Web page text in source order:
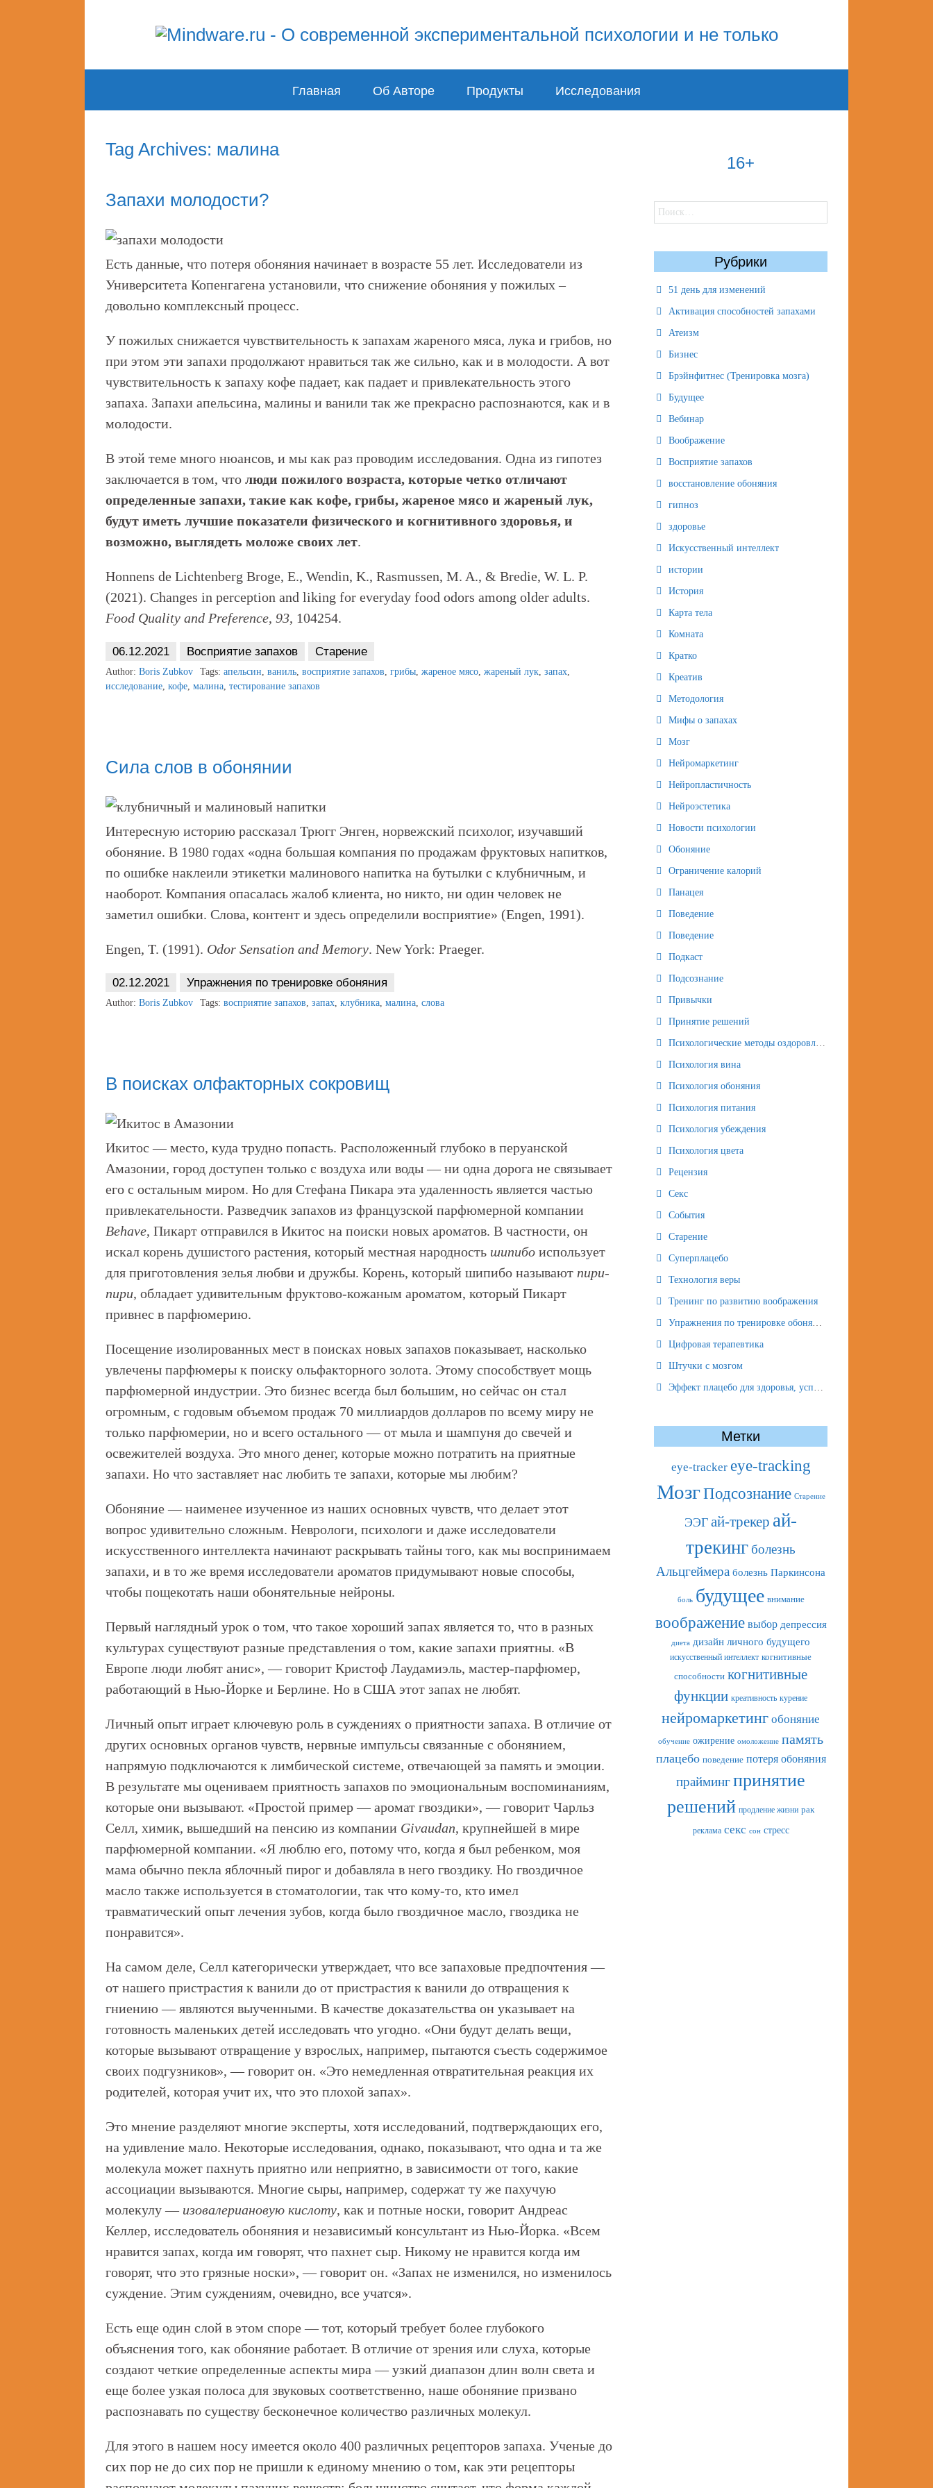
Главная Об Авторе Продукты Исследования
Tag Archives: малина
Запахи молодости?
Есть данные, что потеря обоняния начинает в возрасте 55 лет. Исследователи из
Университета Копенгагена установили, что снижение обоняния у пожилых –
довольно комплексный процесс.
У пожилых снижается чувствительность к запахам жареного мяса, лука и грибов, но
при этом эти запахи продолжают нравиться так же сильно, как и в молодости. А вот
чувствительность к запаху кофе падает, как падает и привлекательность этого
запаха. Запахи апельсина, малины и ванили так же прекрасно распознаются, как и в
молодости.
В этой теме много нюансов, и мы как раз проводим исследования. Одна из гипотез
заключается в том, что люди пожилого возраста, которые четко отличают
определенные запахи, такие как кофе, грибы, жареное мясо и жареный лук,
будут иметь лучшие показатели физического и когнитивного здоровья, и
возможно, выглядеть моложе своих лет.
Honnens de Lichtenberg Broge, E., Wendin, K., Rasmussen, M. A., & Bredie, W. L. P.
(2021). Changes in perception and liking for everyday food odors among older adults.
Food Quality and Preference, 93, 104254.
06.12.2021 Восприятие запахов Старение
Author: Boris Zubkov Tags: апельсин, ваниль, восприятие запахов, грибы, жареное мясо, жареный лук, запах,
исследование, кофе, малина, тестирование запахов
Сила слов в обонянии
Интересную историю рассказал Трюгг Энген, норвежский психолог, изучавший
обоняние. В 1980 годах «одна большая компания по продажам фруктовых напитков,
по ошибке наклеили этикетки малинового напитка на бутылки с клубничным, и
наоборот. Компания опасалась жалоб клиента, но никто, ни один человек не
заметил ошибки. Слова, контент и здесь определили восприятие» (Engen, 1991).
Engen, T. (1991). Odor Sensation and Memory. New York: Praeger.
02.12.2021 Упражнения по тренировке обоняния
Author: Boris Zubkov Tags: восприятие запахов, запах, клубника, малина, слова
В поисках олфакторных сокровищ
Икитос — место, куда трудно попасть. Расположенный глубоко в перуанской
Амазонии, город доступен только с воздуха или воды — ни одна дорога не связывает
его с остальным миром. Но для Стефана Пикара эта удаленность является частью
привлекательности. Разведчик запахов из французской парфюмерной компании
Behave, Пикарт отправился в Икитос на поиски новых ароматов. В частности, он
искал корень душистого растения, который местная народность шипибо использует
для приготовления зелья любви и дружбы. Корень, который шипибо называют пири-
пири, обладает удивительным фруктово-кожаным ароматом, который Пикарт
привнес в парфюмерию.
Посещение изолированных мест в поисках новых запахов показывает, насколько
увлечены парфюмеры к поиску ольфакторного золота. Этому способствует мощь
парфюмерной индустрии. Это бизнес всегда был большим, но сейчас он стал
огромным, с годовым объемом продаж 70 миллиардов долларов по всему миру не
только парфюмерии, но и всего остального — от мыла и шампуня до свечей и
освежителей воздуха. Это много денег, которые можно потратить на приятные
запахи. Но что заставляет нас любить те запахи, которые мы любим?
Обоняние — наименее изученное из наших основных чувств, что делает этот
вопрос удивительно сложным. Неврологи, психологи и даже исследователи
искусственного интеллекта начинают раскрывать тайны того, как мы воспринимаем
запахи, и в то же время исследователи ароматов придумывают новые способы,
чтобы пощекотать наши обонятельные нейроны.
Первый наглядный урок о том, что такое хороший запах является то, что в разных
культурах существуют разные представления о том, какие запахи приятны. «В
Европе люди любят анис», — говорит Кристоф Лаудамиэль, мастер-парфюмер,
работающий в Нью-Йорке и Берлине. Но в США этот запах не любят.
Личный опыт играет ключевую роль в суждениях о приятности запаха. В отличие от
других основных органов чувств, нервные импульсы связанные с обонянием,
напрямую подключаются к лимбической системе, отвечающей за память и эмоции.
В результате мы оцениваем приятность запахов по эмоциональным воспоминаниям,
которые они вызывают. «Простой пример — аромат гвоздики», — говорит Чарльз
Селл, химик, вышедший на пенсию из компании Givaudan, крупнейшей в мире
парфюмерной компании. «Я люблю его, потому что, когда я был ребенком, моя
мама обычно пекла яблочный пирог и добавляла в него гвоздику. Но гвоздичное
масло также используется в стоматологии, так что кому-то, кто имел
травматический опыт лечения зубов, когда было гвоздичное масло, гвоздика не
понравится».
На самом деле, Селл категорически утверждает, что все запаховые предпочтения —
от нашего пристрастия к ванили до от пристрастия к ванили до отвращения к
гниению — являются выученными. В качестве доказательства он указывает на
готовность маленьких детей исследовать что угодно. «Они будут делать вещи,
которые вызывают отвращение у взрослых, например, пытаются съесть содержимое
своих подгузников», — говорит он. «Это немедленная отвратительная реакция их
родителей, которая учит их, что это плохой запах».
Это мнение разделяют многие эксперты, хотя исследований, подтверждающих его,
на удивление мало. Некоторые исследования, однако, показывают, что одна и та же
молекула может пахнуть приятно или неприятно, в зависимости от того, какие
ассоциации вызываются. Многие сыры, например, содержат ту же пахучую
молекулу — изовалериановую кислоту, как и потные носки, говорит Андреас
Келлер, исследователь обоняния и независимый консультант из Нью-Йорка. «Всем
нравится запах, когда им говорят, что пахнет сыр. Никому не нравится когда им
говорят, что это грязные носки», — говорит он. «Запах не изменился, но изменилось
суждение. Этим суждениям, очевидно, все учатся».
Есть еще один слой в этом споре — тот, который требует более глубокого
объяснения того, как обоняние работает. В отличие от зрения или слуха, которые
создают четкие определенные аспекты мира — узкий диапазон длин волн света и
еще более узкая полоса для звуковых соответственно, наше обоняние призвано
распознавать по существу бесконечное количество различных молекул.
Для этого в нашем носу имеется около 400 различных рецепторов запаха. Ученые до
сих пор не до сих пор не пришли к единому мнению о том, как эти рецепторы
16+
Найти:
Рубрики
51 день для изменений
Активация способностей запахами
Атеизм
Бизнес
Брэйнфитнес (Тренировка мозга)
Будущее
Вебинар
Воображение
Восприятие запахов
восстановление обоняния
гипноз
здоровье
Искусственный интеллект
истории
История
Карта тела
Комната
Кратко
Креатив
Методология
Мифы о запахах
Мозг
Нейромаркетинг
Нейропластичность
Нейроэстетика
Новости психологии
Обоняние
Ограничение калорий
Панацея
Поведение
Поведение
Подкаст
Подсознание
Привычки
Принятие решений
Психологические методы оздоровления и омоложения
Психология вина
Психология обоняния
Психология питания
Психология убеждения
Психология цвета
Рецензия
Секс
События
Старение
Суперплацебо
Технология веры
Тренинг по развитию воображения
Упражнения по тренировке обоняния
Цифровая терапевтика
Штучки с мозгом
Эффект плацебо для здоровья, успеха и отношений
Метки
eye-tracker eye-tracking
МозгПодсознание Старение
ЭЭГ ай-трекер ай-
трекинг болезнь
Альцгеймера болезнь Паркинсона
боль будущее внимание
воображение выбор депрессия
диета дизайн личного будущего
искусственный интеллект когнитивные
способности когнитивные
функции креативность курение
нейромаркетинг обоняние
обучение ожирение омоложение память
плацебо поведение потеря обоняния
праймингпринятие
решений продление жизни рак
реклама секс сон стресс